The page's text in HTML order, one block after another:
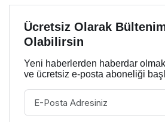
Ücretsiz Olarak
Olabilirsin
Yeni haberlerden haberdar olmak
ve ücretsiz e-posta aboneliği